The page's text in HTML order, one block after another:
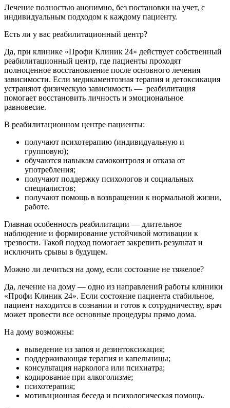
Лечение полностью анонимно, без постановки на учет, с
индивидуальным подходом к каждому пациенту.
Есть ли у вас реабилитационный центр?
Да, при клинике «Профи Клиник 24» действует собственный
реабилитационный центр, где пациенты проходят
полноценное восстановление после основного лечения
зависимости. Если медикаментозная терапия и детоксикация
устраняют физическую зависимость — реабилитация
помогает восстановить личность и эмоциональное
равновесие.
В реабилитационном центре пациенты:
получают психотерапию (индивидуальную и
групповую);
обучаются навыкам самоконтроля и отказа от
употребления;
получают поддержку психологов и социальных
специалистов;
получают помощь в возвращении к нормальной жизни,
работе.
Главная особенность реабилитации — длительное
наблюдение и формирование устойчивой мотивации к
трезвости. Такой подход помогает закрепить результат и
исключить срывы в будущем.
Можно ли лечиться на дому, если состояние не тяжелое?
Да, лечение на дому — одно из направлений работы клиники
«Профи Клиник 24». Если состояние пациента стабильное,
пациент находится в сознании и готов к сотрудничеству, врач
может провести все основные процедуры прямо дома.
На дому возможны:
выведение из запоя и дезинтоксикация;
поддерживающая терапия и капельницы;
консультация нарколога или психиатра;
кодирование при алкоголизме;
психотерапия;
мотивационная беседа и психологическая помощь.